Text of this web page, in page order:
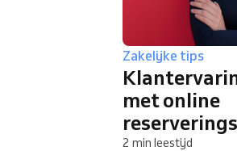
Zakelijke tips
met online
2 min leestijd